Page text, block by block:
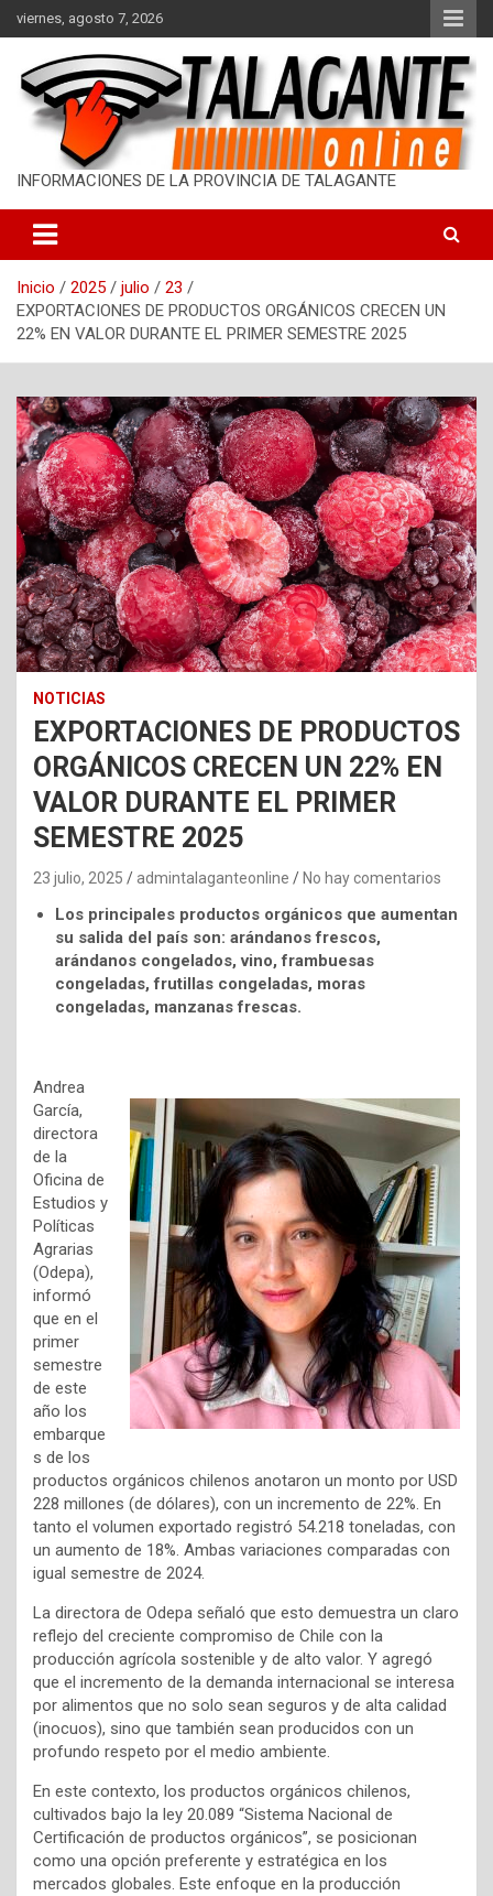
a
t
d
viernes, agosto 7, 2026
INFORMACIONES DE LA PROVINCIA DE TALAGANTE
Inicio 2025 julio
23
EXPORTACIONES DE PRODUCTOS ORGÁNICOS CRECEN UN
22% EN VALOR DURANTE EL PRIMER SEMESTRE 2025
NOTICIAS
EXPORTACIONES DE PRODUCTOS
ORGÁNICOS CRECEN UN 22% EN
VALOR DURANTE EL PRIMER
SEMESTRE 2025
23 julio, 2025 admintalaganteonline No hay comentarios
Los principales productos orgánicos que aumentan
su salida del país son: arándanos frescos,
arándanos congelados, vino, frambuesas
congeladas, frutillas congeladas, moras
congeladas, manzanas frescas.
Andrea
García,
directora
de la
Oficina de
Estudios y
Políticas
Agrarias
(Odepa),
informó
que en el
primer
semestre
de este
año los
embarque
s de los
productos orgánicos chilenos anotaron un monto por USD
228 millones (de dólares), con un incremento de 22%. En
tanto el volumen exportado registró 54.218 toneladas, con
un aumento de 18%. Ambas variaciones comparadas con
igual semestre de 2024.
La directora de Odepa señaló que esto demuestra un claro
reflejo del creciente compromiso de Chile con la
producción agrícola sostenible y de alto valor. Y agregó
que el incremento de la demanda internacional se interesa
por alimentos que no solo sean seguros y de alta calidad
(inocuos), sino que también sean producidos con un
profundo respeto por el medio ambiente.
En este contexto, los productos orgánicos chilenos,
cultivados bajo la ley 20.089 “Sistema Nacional de
Certificación de productos orgánicos”, se posicionan
como una opción preferente y estratégica en los
mercados globales. Este enfoque en la producción